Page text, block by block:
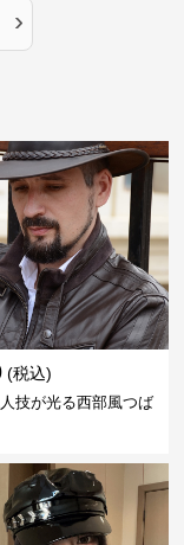
›
(税込)
技が光る西部風つば